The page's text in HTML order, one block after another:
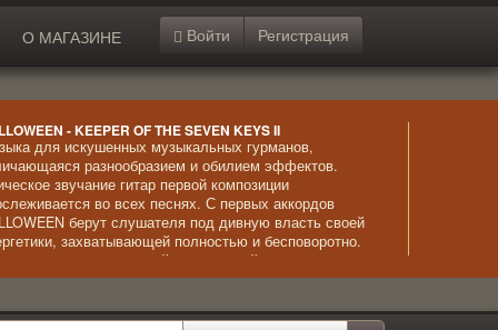
О МАГАЗИНЕ Войти Регистрация
- KEEPER OF THE SEVEN KEYS II
для искушенных музыкальных гурманов,
разнообразием и обилием эффектов.
звучание гитар первой композиции
во всех песнях. С первых аккордов
берут слушателя под дивную власть своей
захватывающей полностью и бесповоротно.
относительно спокойных мелодий дикими ритмами
держит во внимании и напряжении. Сильный
состоящий из шедевров.